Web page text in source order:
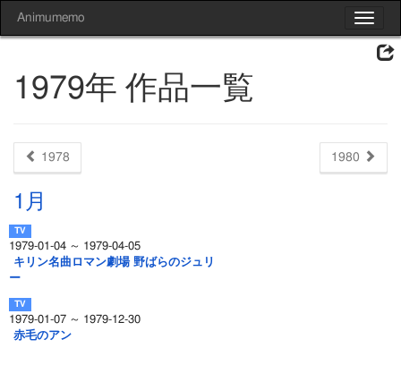
Toggle
Animumemo
1979年 作品一覧
1978 1980
1月
1979-01-04 ～ 1979-04-05
キリン名曲ロマン劇場 野ばらのジュリ
ー
1979-01-07 ～ 1979-12-30
赤毛のアン